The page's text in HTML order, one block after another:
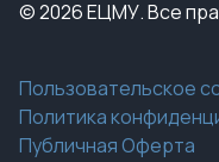
© 2026 ЕЦМУ. Все
Пользовательское
Политика
Публичная Оферта